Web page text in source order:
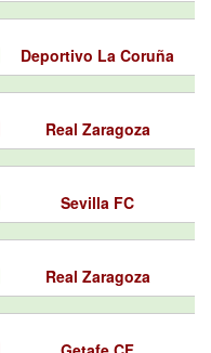
Deportivo La Coruña
Real Zaragoza
Sevilla FC
Real Zaragoza